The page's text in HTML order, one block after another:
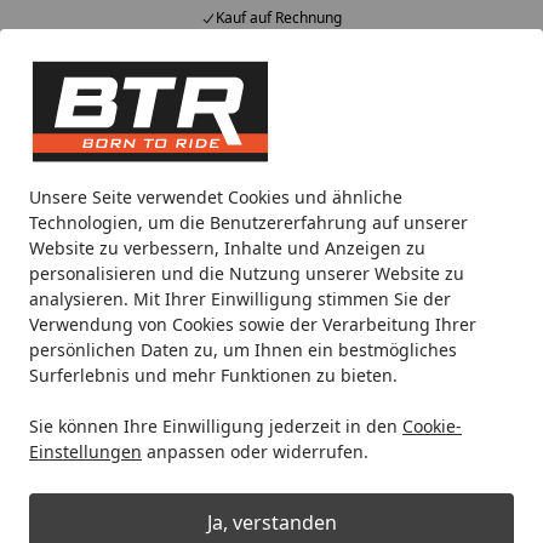
Unsere Seite verwendet Cookies und ähnliche
Technologien, um die Benutzererfahrung auf unserer
Website zu verbessern, Inhalte und Anzeigen zu
personalisieren und die Nutzung unserer Website zu
analysieren. Mit Ihrer Einwilligung stimmen Sie der
Verwendung von Cookies sowie der Verarbeitung Ihrer
persönlichen Daten zu, um Ihnen ein bestmögliches
Surferlebnis und mehr Funktionen zu bieten.
Sie können Ihre Einwilligung jederzeit in den Cookie-
Einstellungen anpassen oder widerrufen.
Ja, verstanden
Kauf auf Rechnung
Alle Produkte
Mein Konto
Suchen
Noch 4 Stunden und 50 Minuten
Spare bis zu 35% auf EVOLIFT® Zentralständer
von BTR!
Startseite
Motorradteile & Ersatzteile Öle & Schmiermittel
Maxima Racing Oils Serene
Hydraulic Fluid (473 ml)